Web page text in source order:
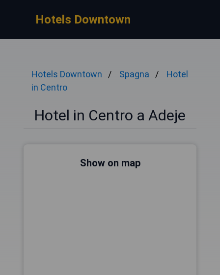
Hotels Downtown
Hotels Downtown Spagna
Hotel
in Centro
Hotel in Centro a Adeje
Show on map